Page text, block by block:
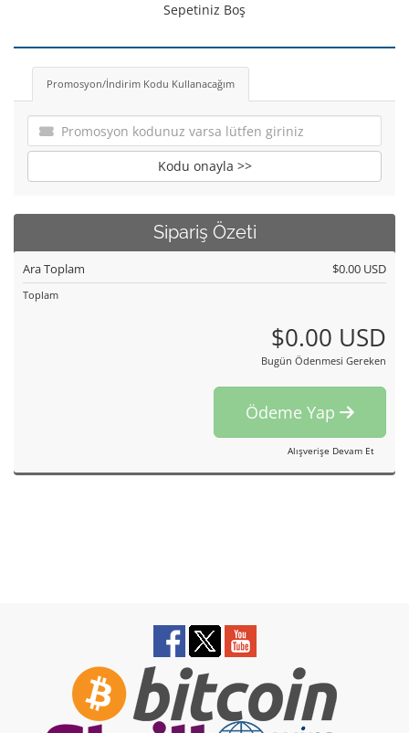
Sepetiniz Boş
Promosyon/İndirim Kodu Kullanacağım
Kodu onayla >>
Sipariş Özeti
Ara Toplam $0.00 USD
Toplam
$0.00 USD
Bugün Ödenmesi Gereken
Ödeme Yap
Alışverişe Devam Et